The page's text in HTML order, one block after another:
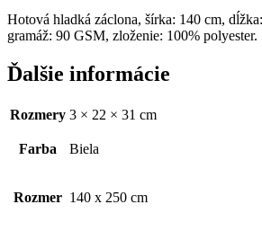
Hotová hladká záclona, šírka: 140 cm,
gramáž: 90 GSM, zloženie: 100% polyester.
Ďalšie informácie
Rozmery 3 × 22 × 31 cm
Farba Biela
Rozmer 140 x 250 cm